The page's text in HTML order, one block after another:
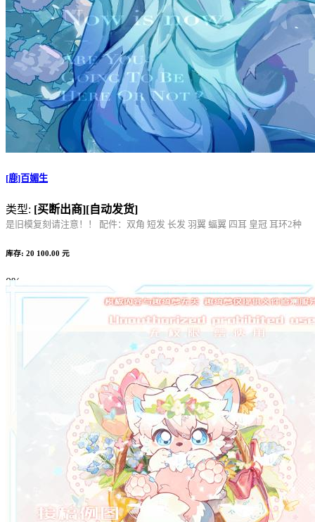
[鹿]百媚生
类型: [买断出商][自动发货]
是旧模复刻请注意！！ 配件：双角 短发 长发 羽翼 蝠翼 四耳 皇冠 耳环2种
库存: 20 100.00 元
0%
Complete